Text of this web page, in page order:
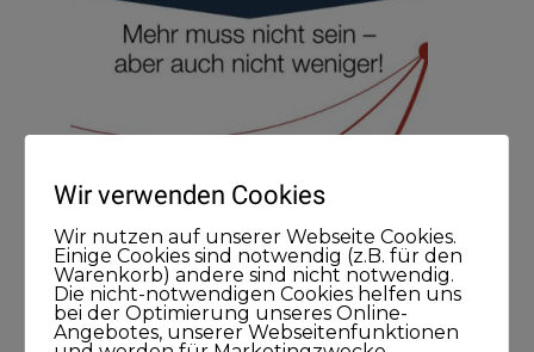
Wir verwenden Cookies
Wir nutzen auf unserer Webseite Cookies.
Einige Cookies sind notwendig (z.B. für den
Warenkorb) andere sind nicht notwendig.
Die nicht-notwendigen Cookies helfen uns
bei der Optimierung unseres Online-
Angebotes, unserer Webseitenfunktionen